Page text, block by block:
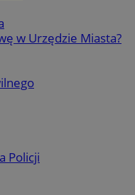
w Urzędzie Miasta?
Policji